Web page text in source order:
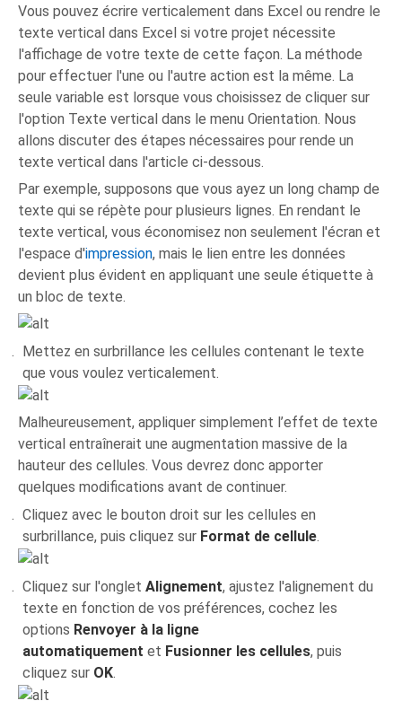
Vous pouvez écrire verticalement dans Excel ou rendre le
texte vertical dans Excel si votre projet nécessite
l'affichage de votre texte de cette façon. La méthode
pour effectuer l'une ou l'autre action est la même. La
seule variable est lorsque vous choisissez de cliquer sur
l'option Texte vertical dans le menu Orientation. Nous
allons discuter des étapes nécessaires pour rende un
texte vertical dans l'article ci-dessous.
Par exemple, supposons que vous ayez un long champ de
texte qui se répète pour plusieurs lignes. En rendant le
texte vertical, vous économisez non seulement l'écran et
l'espace d'impression, mais le lien entre les données
devient plus évident en appliquant une seule étiquette à
un bloc de texte.
Mettez en surbrillance les cellules contenant le texte
que vous voulez verticalement.
Malheureusement, appliquer simplement l’effet de texte
vertical entraînerait une augmentation massive de la
hauteur des cellules. Vous devrez donc apporter
quelques modifications avant de continuer.
Cliquez avec le bouton droit sur les cellules en
surbrillance, puis cliquez sur Format de cellule.
Cliquez sur l'ongletAlignement, ajustez l'alignement du
texte en fonction de vos préférences, cochez les
options Renvoyer à la ligne
automatiquement et Fusionner les cellules, puis
cliquez sur OK.